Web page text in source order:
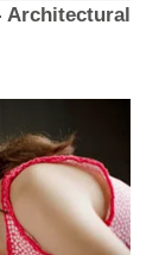
Architectural